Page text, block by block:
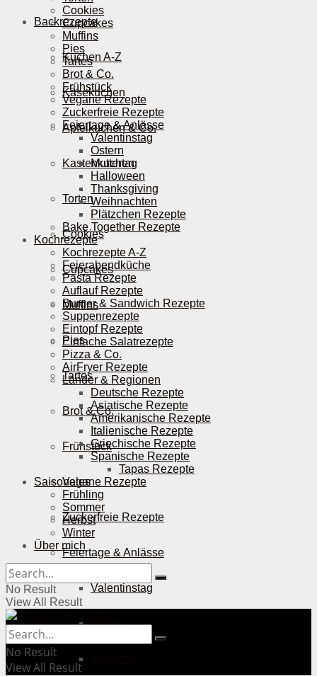
Backrezepte
Kuchen A-Z
Käsekuchen
Apfelkuchen & Co.
Kastenkuchen
Torten
Cookies
Cupcakes
Muffins
Pies
Tartes
Brot & Co.
Frühstück
Vegane Rezepte
Zuckerfreie Rezepte
Feiertage & Anlässe
Valentinstag
Ostern
Cookies
Cupcakes
Muffins
Pies
Tartes
Brot & Co.
Frühstück
Vegane Rezepte
Zuckerfreie Rezepte
Feiertage & Anlässe
Valentinstag
Ostern
Muttertag
Halloween
Thanksgiving
Weihnachten
Plätzchen Rezepte
Bake Together Rezepte
Kochrezepte
Kochrezepte A-Z
Feierabendküche
Pasta Rezepte
Auflauf Rezepte
Burger & Sandwich Rezepte
Suppenrezepte
Eintopf Rezepte
Einfache Salatrezepte
Pizza & Co.
AirFryer Rezepte
Länder & Regionen
Deutsche Rezepte
Asiatische Rezepte
Amerikanische Rezepte
Italienische Rezepte
Griechische Rezepte
Spanische Rezepte
Tapas Rezepte
Saisonales
Frühling
Sommer
Herbst
Winter
Über mich
No Result
View All Result
No Result
View All Result